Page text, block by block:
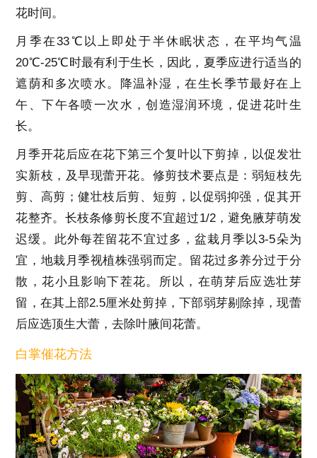
花时间。
月季在33℃以上即处于半休眠状态，在平均气温
20℃-25℃时最有利于生长，因此，夏季应进行适当的
遮荫和多次喷水。降温补湿，在生长季节最好在上
午、下午各喷一次水，创造湿润环境，促进花叶生
长。
月季开花后应在花下第三个复叶以下剪掉，以促发壮
实新枝，及早现蕾开花。修剪技术要点是：弱短枝先
剪、高剪；健壮枝后剪、短剪，以促弱抑强，促其开
花整齐。长枝条修剪长度不宜超过1/2，避免腋芽萌发
迟缓。此外每茬留花不宜过多，盆栽月季以3-5朵为
宜，地栽月季视植株强弱而定。留花过多养分过于分
散，花小且影响下茬花。所以，在萌芽后应选壮芽
留，在其上部2.5厘米处剪掉，下部弱芽剔除掉，现蕾
后应选顶生大蕾，去除叶腋间花蕾。
白掌催花方法